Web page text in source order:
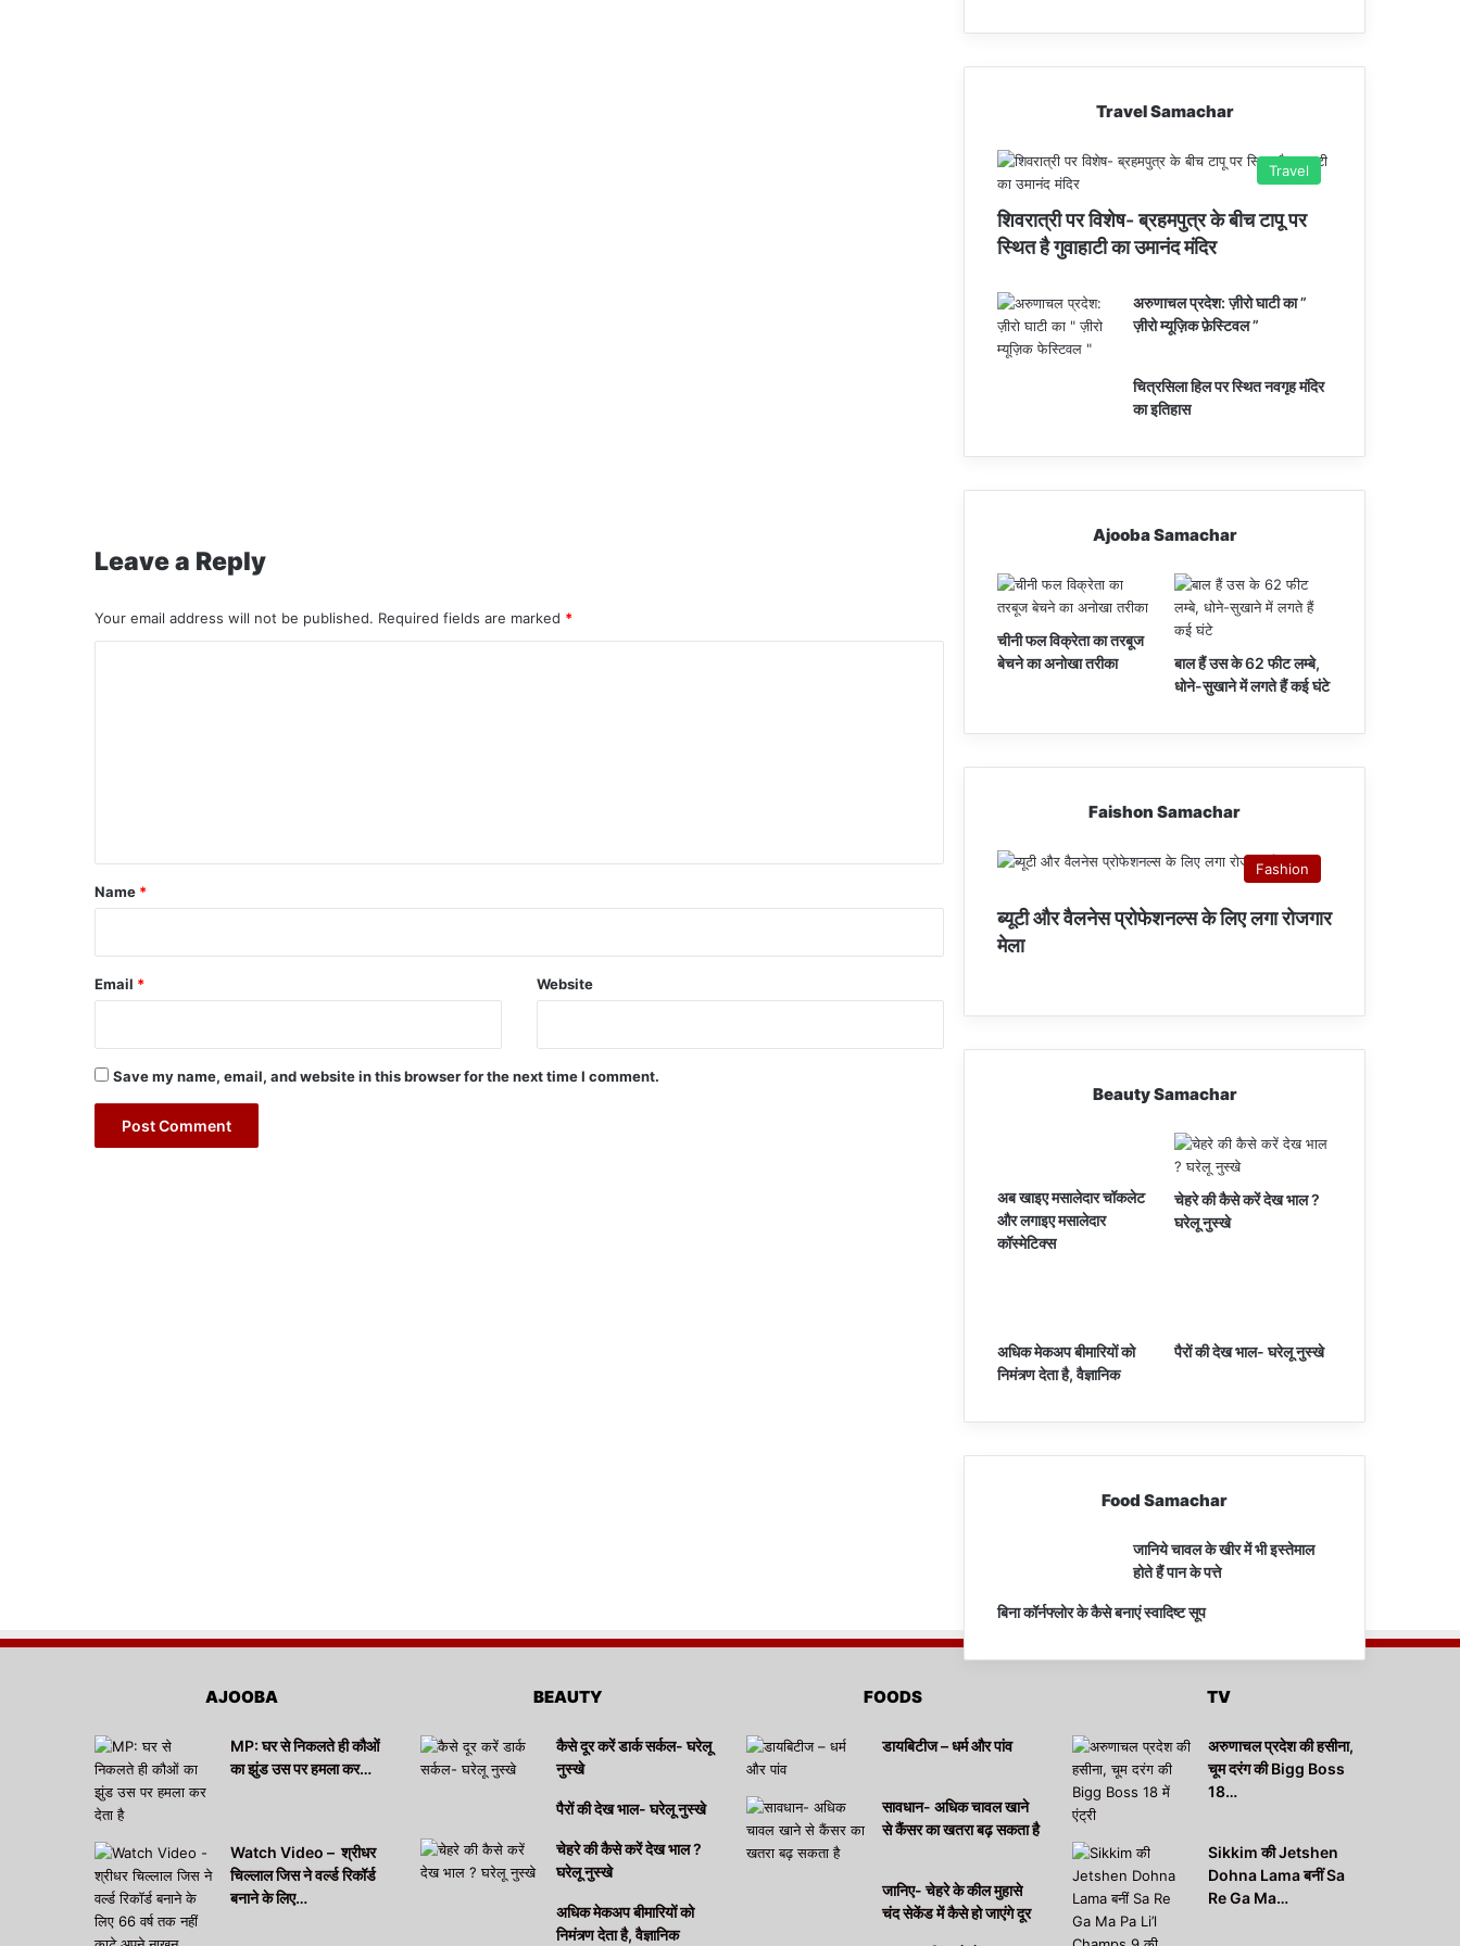
Leave a Reply
Your email address will not be published. Required fields are marked *
*
Name *
Email * Website
Save my name, email, and website in this browser for the next time I comment.
Travel Samachar
Travel
शिवरात्री पर विशेष- ब्रहमपुत्र के बीच टापू पर
स्थित है गुवाहाटी का उमानंद मंदिर
अरुणाचल प्रदेश: ज़ीरो घाटी का ”
ज़ीरो म्यूज़िक फ़ेस्टिवल ”
चित्रसिला हिल पर स्थित नवगृह मंदिर
का इतिहास
Ajooba Samachar
चीनी फल विक्रेता का तरबूज
बेचने का अनोखा तरीका
बाल हैं उस के 62 फीट लम्बे,
धोने-सुखाने में लगते हैं कई घंटे
Faishon Samachar
Fashion
ब्यूटी और वैलनेस प्रोफेशनल्स के लिए लगा रोजगार
मेला
Beauty Samachar
अब खाइए मसालेदार चॉकलेट
और लगाइए मसालेदार
कॉस्‍मेटिक्‍स
चेहरे की कैसे करें देख भाल ?
घरेलू नुस्खे
अधिक मेकअप बीमारियों को
निमंत्र्ण देता है, वैज्ञानिक
पैरों की देख भाल- घरेलू नुस्खे
Food Samachar
जानिये चावल के खीर में भी इस्तेमाल
होते हैं पान के पत्ते
बिना कॉर्नफ्लोर के कैसे बनाएं स्वादिष्ट सूप
AJOOBA
MP: घर से निकलते ही कौओं
का झुंड उस पर हमला कर…
Watch Video – श्रीधर
चिल्लाल जिस ने वर्ल्ड रिकॉर्ड
बनाने के लिए…
BEAUTY
कैसे दूर करें डार्क सर्कल- घरेलू
नुस्खे
पैरों की देख भाल- घरेलू नुस्खे
चेहरे की कैसे करें देख भाल ?
घरेलू नुस्खे
अधिक मेकअप बीमारियों को
निमंत्र्ण देता है, वैज्ञानिक
FOODS
डायबिटीज – धर्म और पांव
सावधान- अधिक चावल खाने
से कैंसर का खतरा बढ़ सकता है
जानिए- चेहरे के कील मुहासे
चंद सेकेंड में कैसे हो जाएंगे दूर
TV
अरुणाचल प्रदेश की हसीना,
चूम दरंग की Bigg Boss
18…
Sikkim की Jetshen
Dohna Lama बनीं Sa
Re Ga Ma…